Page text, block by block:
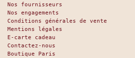
Nos fournisseurs
Nos engagements
Conditions générales de vente
Mentions légales
E-carte cadeau
Contactez-nous
Boutique Paris